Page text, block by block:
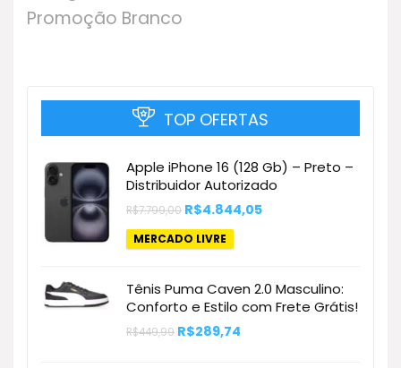
instalação.
Promoção Branco
TOP OFERTAS
Apple iPhone 16 (128 Gb) – Preto –
Distribuidor Autorizado
R$7.799,00 O
original
era:
R$4.844,05O
MERCADO LIVRE
Tênis Puma Caven 2.0 Masculino:
Conforto e Estilo com Frete Grátis!
R$449,99 O
R$289,74